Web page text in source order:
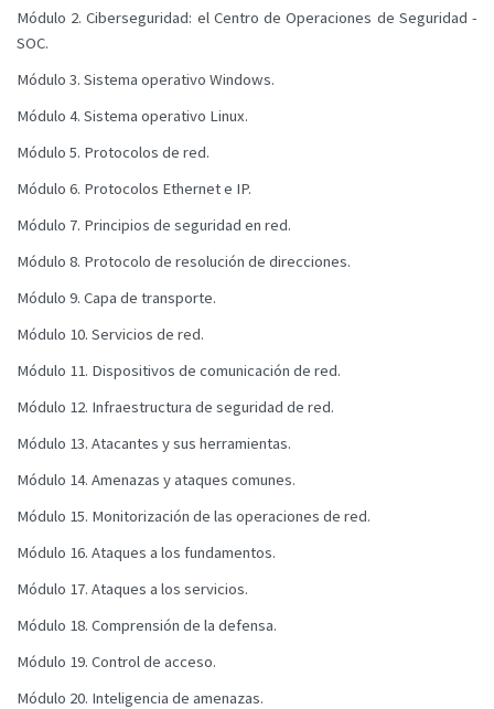
Módulo 2. Ciberseguridad: el Centro de Operaciones de Seguridad -
SOC.
Módulo 3. Sistema operativo Windows.
Módulo 4. Sistema operativo Linux.
Módulo 5. Protocolos de red.
Módulo 6. Protocolos Ethernet e IP.
Módulo 7. Principios de seguridad en red.
Módulo 8. Protocolo de resolución de direcciones.
Módulo 9. Capa de transporte.
Módulo 10. Servicios de red.
Módulo 11. Dispositivos de comunicación de red.
Módulo 12. Infraestructura de seguridad de red.
Módulo 13. Atacantes y sus herramientas.
Módulo 14. Amenazas y ataques comunes.
Módulo 15. Monitorización de las operaciones de red.
Módulo 16. Ataques a los fundamentos.
Módulo 17. Ataques a los servicios.
Módulo 18. Comprensión de la defensa.
Módulo 19. Control de acceso.
Módulo 20. Inteligencia de amenazas.